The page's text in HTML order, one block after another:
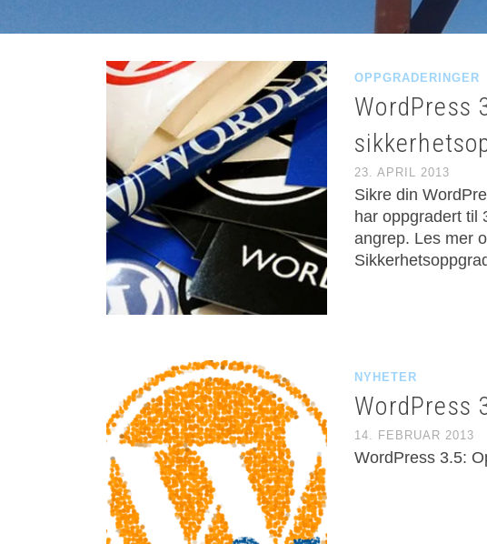
OPPGRADERINGER
WordPress
23. APRIL 2013
Sikre din
har oppgradert til
angrep. Les mer
NYHETER
WordPress
14. FEBRUAR 2013
WordPress 3.5: